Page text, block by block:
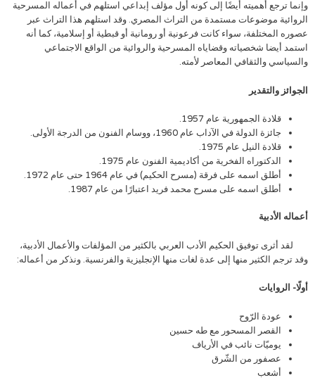
وإنما ترجع أهميته أيضًا إلى كونه أول مؤلف إبداعي استلهم في أعماله المسرحية
الروائية موضوعات مستمدة من التراث المصري. وقد استلهم هذا التراث عبر
عصوره المختلفة، سواء كانت فرعونية أو رومانية أو قبطية أو إسلامية، كما أنه
استمد أيضا شخصياته وقضاياه المسرحية والروائية من الواقع الاجتماعي
والسياسي والثقافي المعاصر لأمته.
الجوائز والتقدير
قلادة الجمهورية عام 1957.
جائزة الدولة في الآداب عام 1960، ووسام الفنون من الدرجة الأولى.
قلادة النيل عام 1975.
الدكتوراه الفخرية من أكاديمية الفنون عام 1975.
أطلق اسمه على فرقة (مسرح الحكيم) في عام 1964 حتى عام 1972.
أطلق اسمه على مسرح محمد فريد اعتبارًا من عام 1987.
أعماله الأدبية
لقد أثرى توفيق الحكيم الأدب العربي بالكثير من المؤلفات والأعمال الأدبية،
وقد ترجم الكثير منها إلى عدة لغات منها الإنجليزية والفرنسية. ونذكر من أعماله:
أولًا- الروايات
عودة الرّوح
القصر المسحور مع طه حسين
يوميّات نائب في الأرياف
عصفور من الشّرق
أشعب